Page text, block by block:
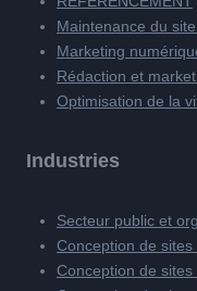
Maintenance du
Marketing
Rédaction et
Optimisation de la
Industries
Secteur public et
Conception de
Conception de